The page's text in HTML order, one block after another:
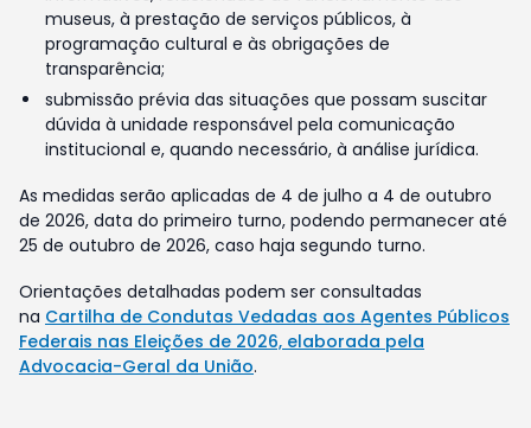
museus, à prestação de serviços públicos, à
programação cultural e às obrigações de
transparência;
submissão prévia das situações que possam suscitar
dúvida à unidade responsável pela comunicação
institucional e, quando necessário, à análise jurídica.
As medidas serão aplicadas de 4 de julho a 4 de outubro
de 2026, data do primeiro turno, podendo permanecer até
25 de outubro de 2026, caso haja segundo turno.
Orientações detalhadas podem ser consultadas
na Cartilha de Condutas Vedadas aos Agentes Públicos
Federais nas Eleições de 2026, elaborada pela
Advocacia-Geral da União.